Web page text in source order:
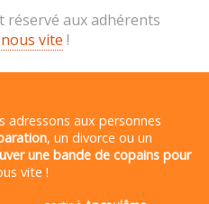
réservé aux adhérents
vite !
adressons aux personnes
, un divorce ou un
une bande de copains pour
vite !